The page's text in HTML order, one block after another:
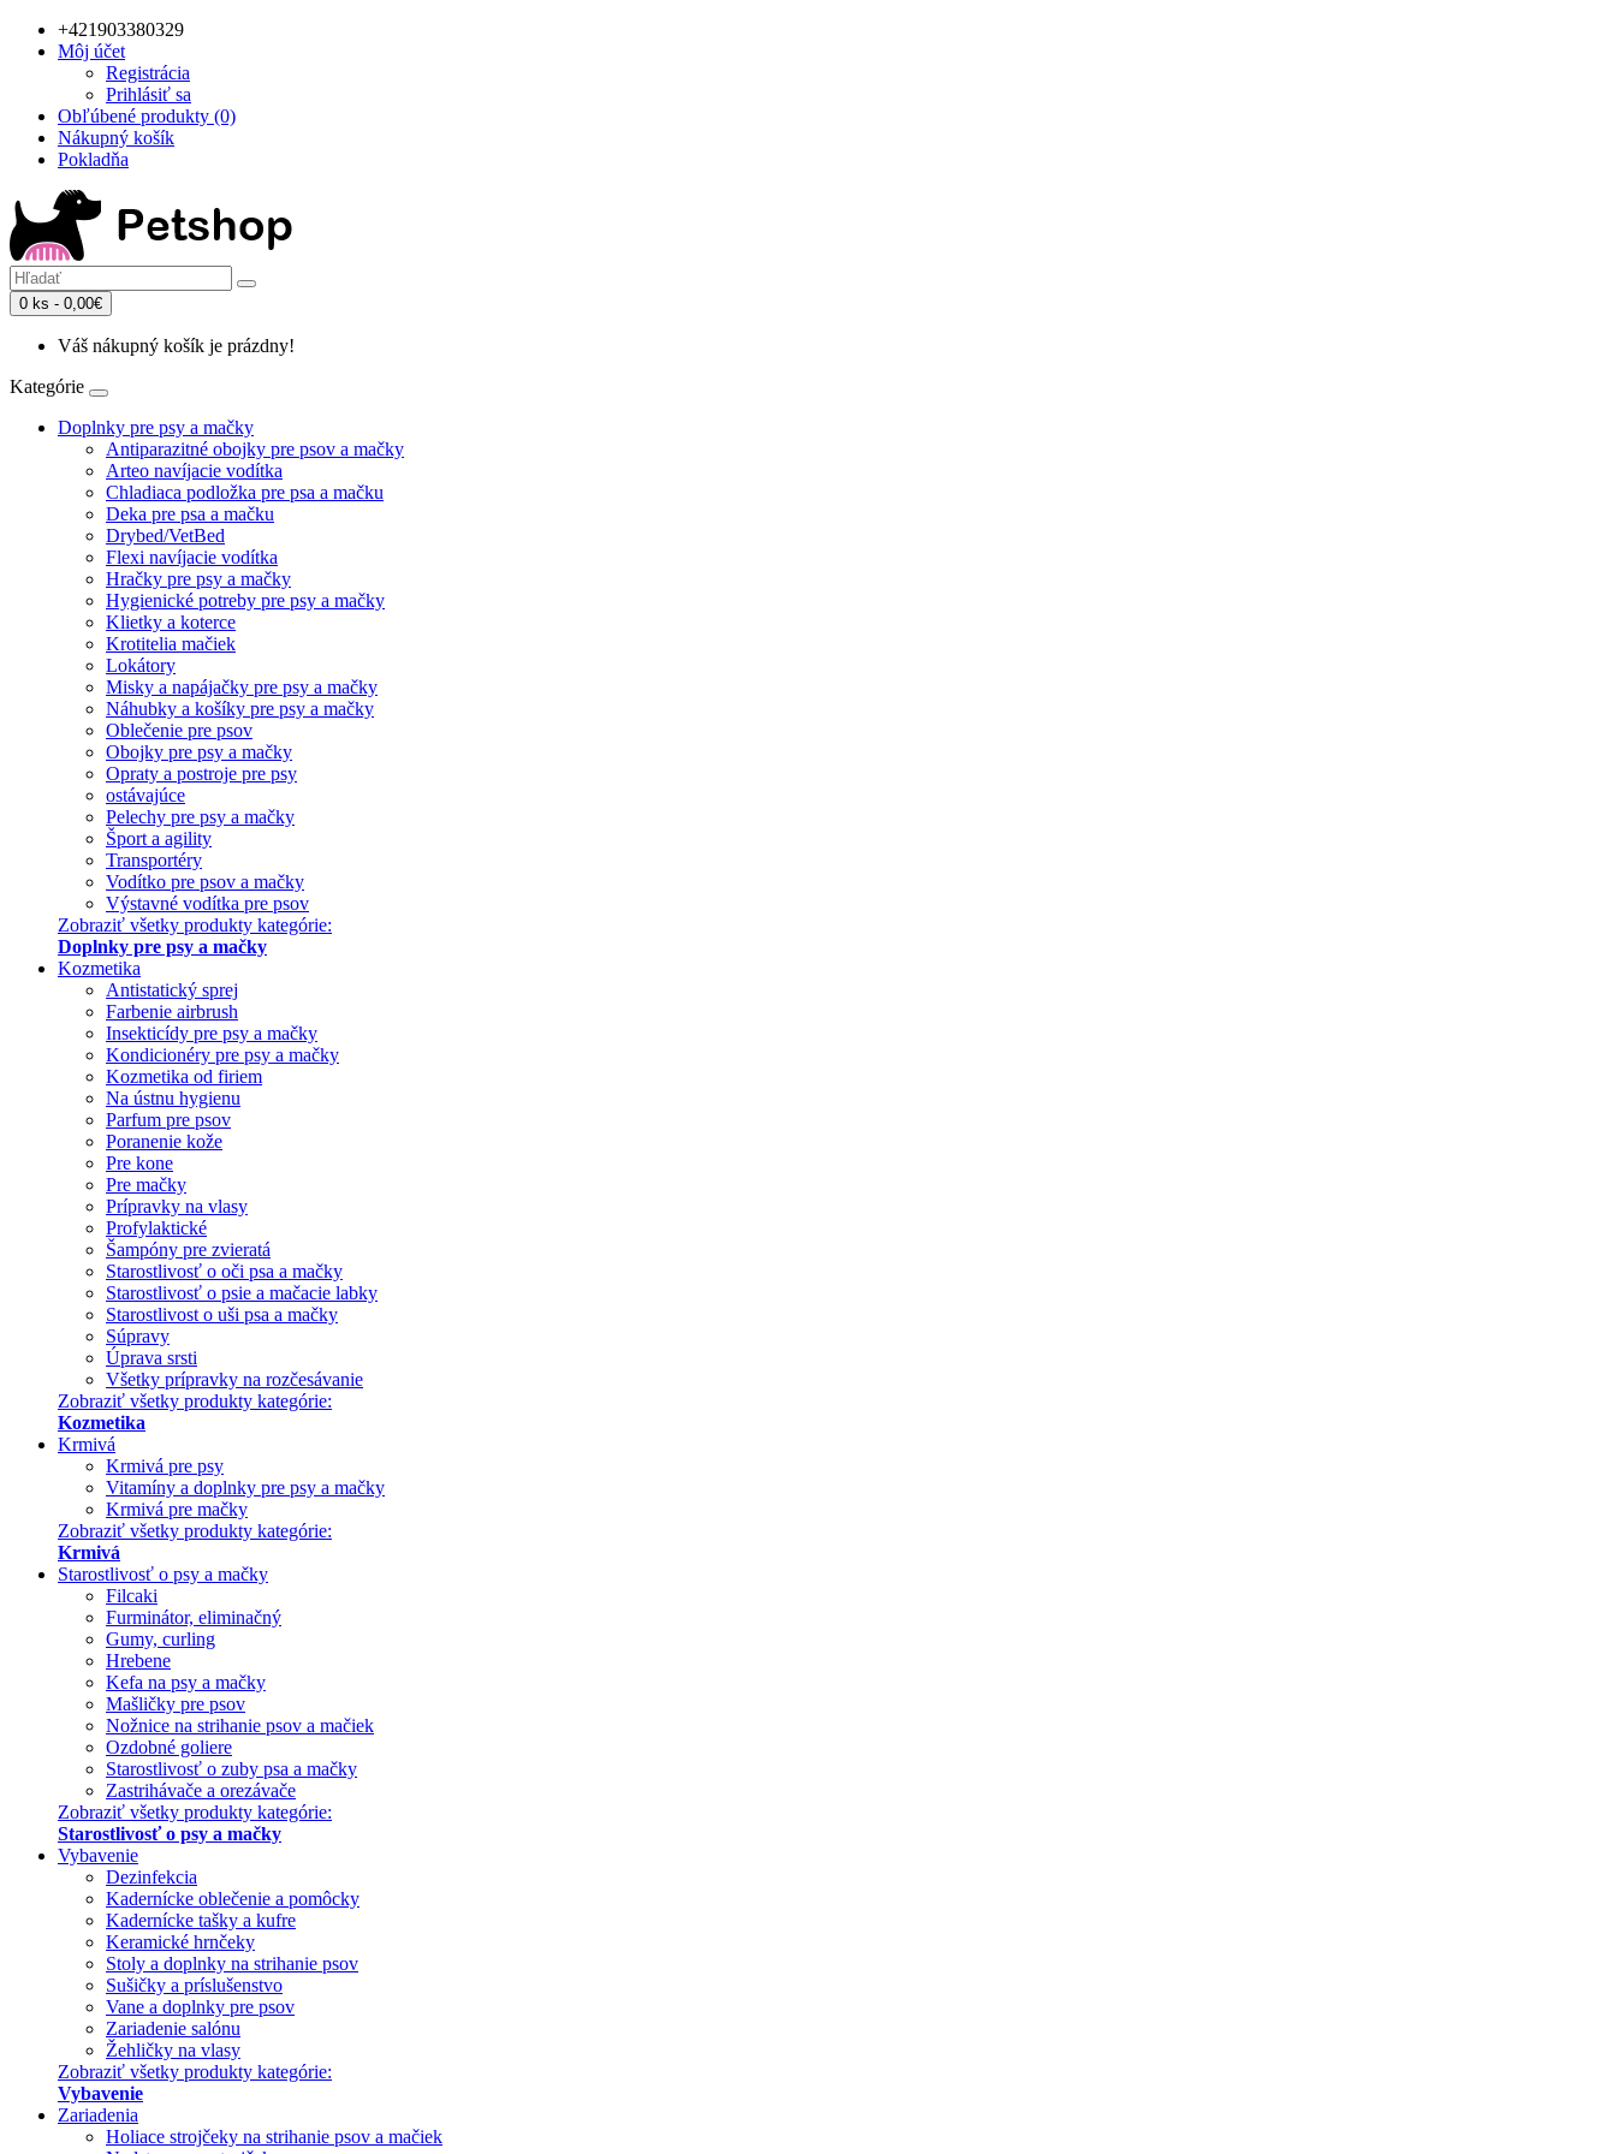
+421903380329
Môj účet
Registrácia
Prihlásiť sa
Obľúbené produkty (0)
Nákupný košík
Pokladňa
0 ks - 0,00€
Váš nákupný košík je prázdny!
Kategórie
Doplnky pre psy a mačky
Antiparazitné obojky pre psov a mačky
Arteo navíjacie vodítka
Chladiaca podložka pre psa a mačku
Deka pre psa a mačku
Drybed/VetBed
Flexi navíjacie vodítka
Hračky pre psy a mačky
Hygienické potreby pre psy a mačky
Klietky a koterce
Krotitelia mačiek
Lokátory
Misky a napájačky pre psy a mačky
Náhubky a košíky pre psy a mačky
Oblečenie pre psov
Obojky pre psy a mačky
Opraty a postroje pre psy
ostávajúce
Pelechy pre psy a mačky
Šport a agility
Transportéry
Vodítko pre psov a mačky
Výstavné vodítka pre psov
Zobraziť všetky produkty kategórie:
Doplnky pre psy a mačky
Kozmetika
Antistatický sprej
Farbenie airbrush
Insekticídy pre psy a mačky
Kondicionéry pre psy a mačky
Kozmetika od firiem
Na ústnu hygienu
Parfum pre psov
Poranenie kože
Pre kone
Pre mačky
Prípravky na vlasy
Profylaktické
Šampóny pre zvieratá
Starostlivosť o oči psa a mačky
Starostlivosť o psie a mačacie labky
Starostlivost o uši psa a mačky
Súpravy
Úprava srsti
Všetky prípravky na rozčesávanie
Zobraziť všetky produkty kategórie:
Kozmetika
Krmivá
Krmivá pre psy
Vitamíny a doplnky pre psy a mačky
Krmivá pre mačky
Zobraziť všetky produkty kategórie:
Krmivá
Starostlivosť o psy a mačky
Filcaki
Furminátor, eliminačný
Gumy, curling
Hrebene
Kefa na psy a mačky
Mašličky pre psov
Nožnice na strihanie psov a mačiek
Ozdobné goliere
Starostlivosť o zuby psa a mačky
Zastrihávače a orezávače
Zobraziť všetky produkty kategórie:
Starostlivosť o psy a mačky
Vybavenie
Dezinfekcia
Kadernícke oblečenie a pomôcky
Kadernícke tašky a kufre
Keramické hrnčeky
Stoly a doplnky na strihanie psov
Sušičky a príslušenstvo
Vane a doplnky pre psov
Zariadenie salónu
Žehličky na vlasy
Zobraziť všetky produkty kategórie:
Vybavenie
Zariadenia
Holiace strojčeky na strihanie psov a mačiek